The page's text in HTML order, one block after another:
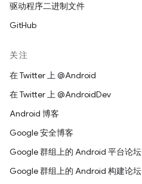
驱动程序二进制文件
GitHub
关注
在 Twitter 上 @Android
在 Twitter 上 @AndroidDev
Android 博客
Google 安全博客
Google 群组上的 Android 平台论坛
Google 群组上的 Android 构建论坛